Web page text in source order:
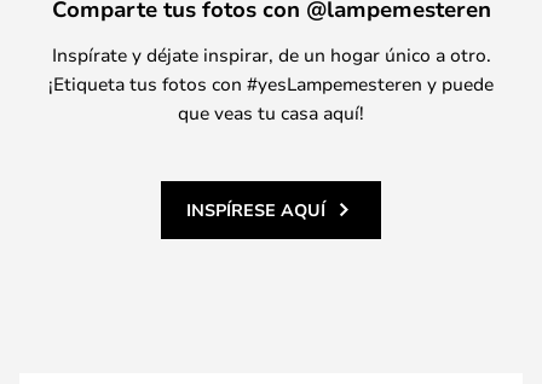
Comparte tus fotos con @lampemesteren
Inspírate y déjate inspirar, de un hogar único a otro.
¡Etiqueta tus fotos con #yesLampemesteren y puede
que veas tu casa aquí!
INSPÍRESE AQUÍ